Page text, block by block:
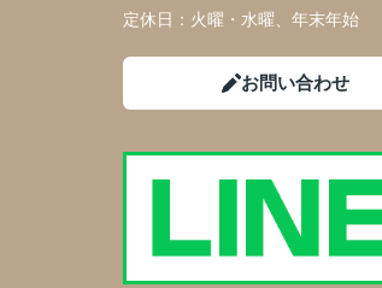
定休日： 火曜・水曜、年末年始
お問い合わせ